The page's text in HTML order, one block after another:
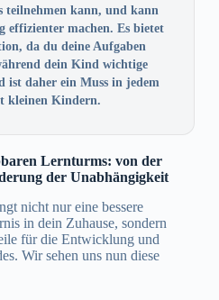
teilnehmen kann, und kann
effizienter machen. Es bietet
da du deine Aufgaben
dein Kind wichtige
ist daher ein Muss in jedem
kleinen Kindern.
Lernturms: von der
der Unabhängigkeit
nicht nur eine bessere
in dein Zuhause, sondern
für die Entwicklung und
Wir sehen uns nun diese